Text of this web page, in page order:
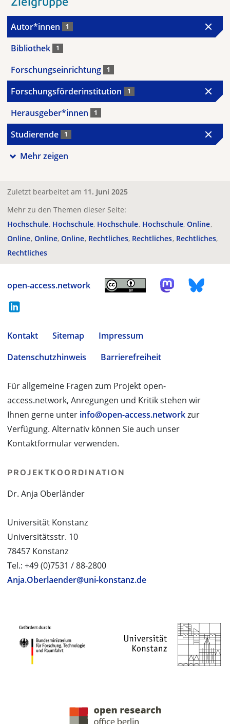
Autor*innen 1
Bibliothek 1
Forschungseinrichtung 1
Forschungsförderinstitution 1
Herausgeber*innen 1
Studierende 1
Mehr zeigen
Zuletzt bearbeitet am 11. Juni 2025
Mehr zu den Themen dieser Seite:
Hochschule Hochschule Hochschule Hochschule Online
Online Online Online Rechtliches Rechtliches Rechtliches
Rechtliches
open-access.network
Kontakt Sitemap
Impressum
Datenschutzhinweis
Barrierefreiheit
Für allgemeine Fragen zum Projekt open-
access.network, Anregungen und Kritik stehen wir
Ihnen gerne unter info@open-access.networkzur
Verfügung. Alternativ können Sie auch unser
Kontaktformular verwenden.
PROJEKTKOORDINATION
Dr. Anja Oberländer
Universität Konstanz
Universitätsstr. 10
78457 Konstanz
Tel.: +49 (0)7531 / 88-2800
Anja.Oberlaender@uni-konstanz.de